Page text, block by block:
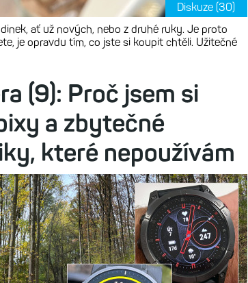
Diskuze (30)
ať už nových, nebo z druhé ruky. Je proto
je opravdu tím, co jste si koupit chtěli. Užitečné
(9): Proč jsem si
a zbytečné
které nepoužívám